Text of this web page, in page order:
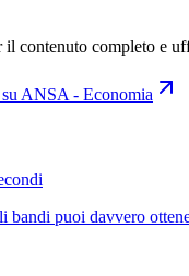
il contenuto completo e
ANSA - Economia
bandi puoi davvero